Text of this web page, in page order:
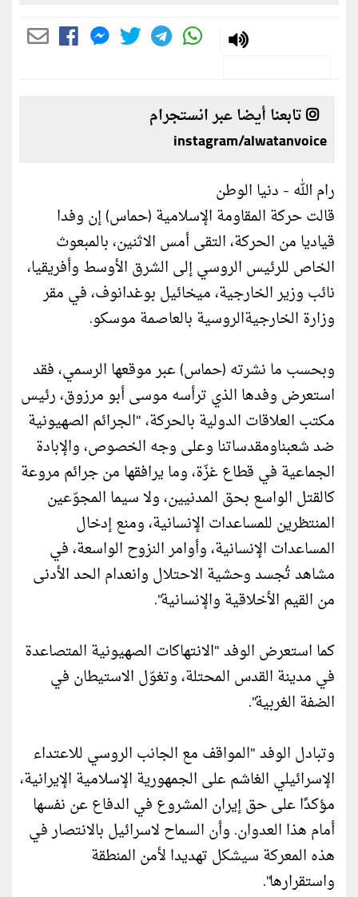
تابعنا أيضا عبر انستجرام
instagram/alwatanvoice
رام الله - دنيا الوطن
قالت حركة المقاومة الإسلامية (حماس) إن وفدا
قياديا من الحركة، التقى أمس الاثنين، بالمبعوث
الخاص للرئيس الروسي إلى الشرق الأوسط وأفريقيا،
نائب وزير الخارجية، ميخائيل بوغدانوف، في مقر
وزارة الخارجيةالروسية بالعاصمة موسكو.
وبحسب ما نشرته (حماس) عبر موقعها الرسمي، فقد
استعرض وفدها الذي ترأسه موسى أبو مرزوق، رئيس
مكتب العلاقات الدولية بالحركة، "الجرائم الصهيونية
ضد شعبناومقدساتنا وعلى وجه الخصوص، والإبادة
الجماعية في قطاع غزّة، وما يرافقها من جرائم مروعة
كالقتل الواسع بحق المدنيين، ولا سيما المجوّعين
المنتظرين للمساعدات الإنسانية، ومنع إدخال
المساعدات الإنسانية، وأوامر النزوح الواسعة، في
مشاهد تُجسد وحشية الاحتلال وانعدام الحد الأدنى
من القيم الأخلاقية والإنسانية".
كما استعرض الوفد "الانتهاكات الصهيونية المتصاعدة
في مدينة القدس المحتلة، وتغوّل الاستيطان في
الضفة الغربية".
وتبادل الوفد "المواقف مع الجانب الروسي للاعتداء
الإسرائيلي الغاشم على الجمهورية الإسلامية الإيرانية،
مؤكدًا على حق إيران المشروع في الدفاع عن نفسها
أمام هذا العدوان. وأن السماح لاسرائيل بالانتصار في
هذه المعركة سيشكل تهديدا لأمن المنطقة
واستقرارها".